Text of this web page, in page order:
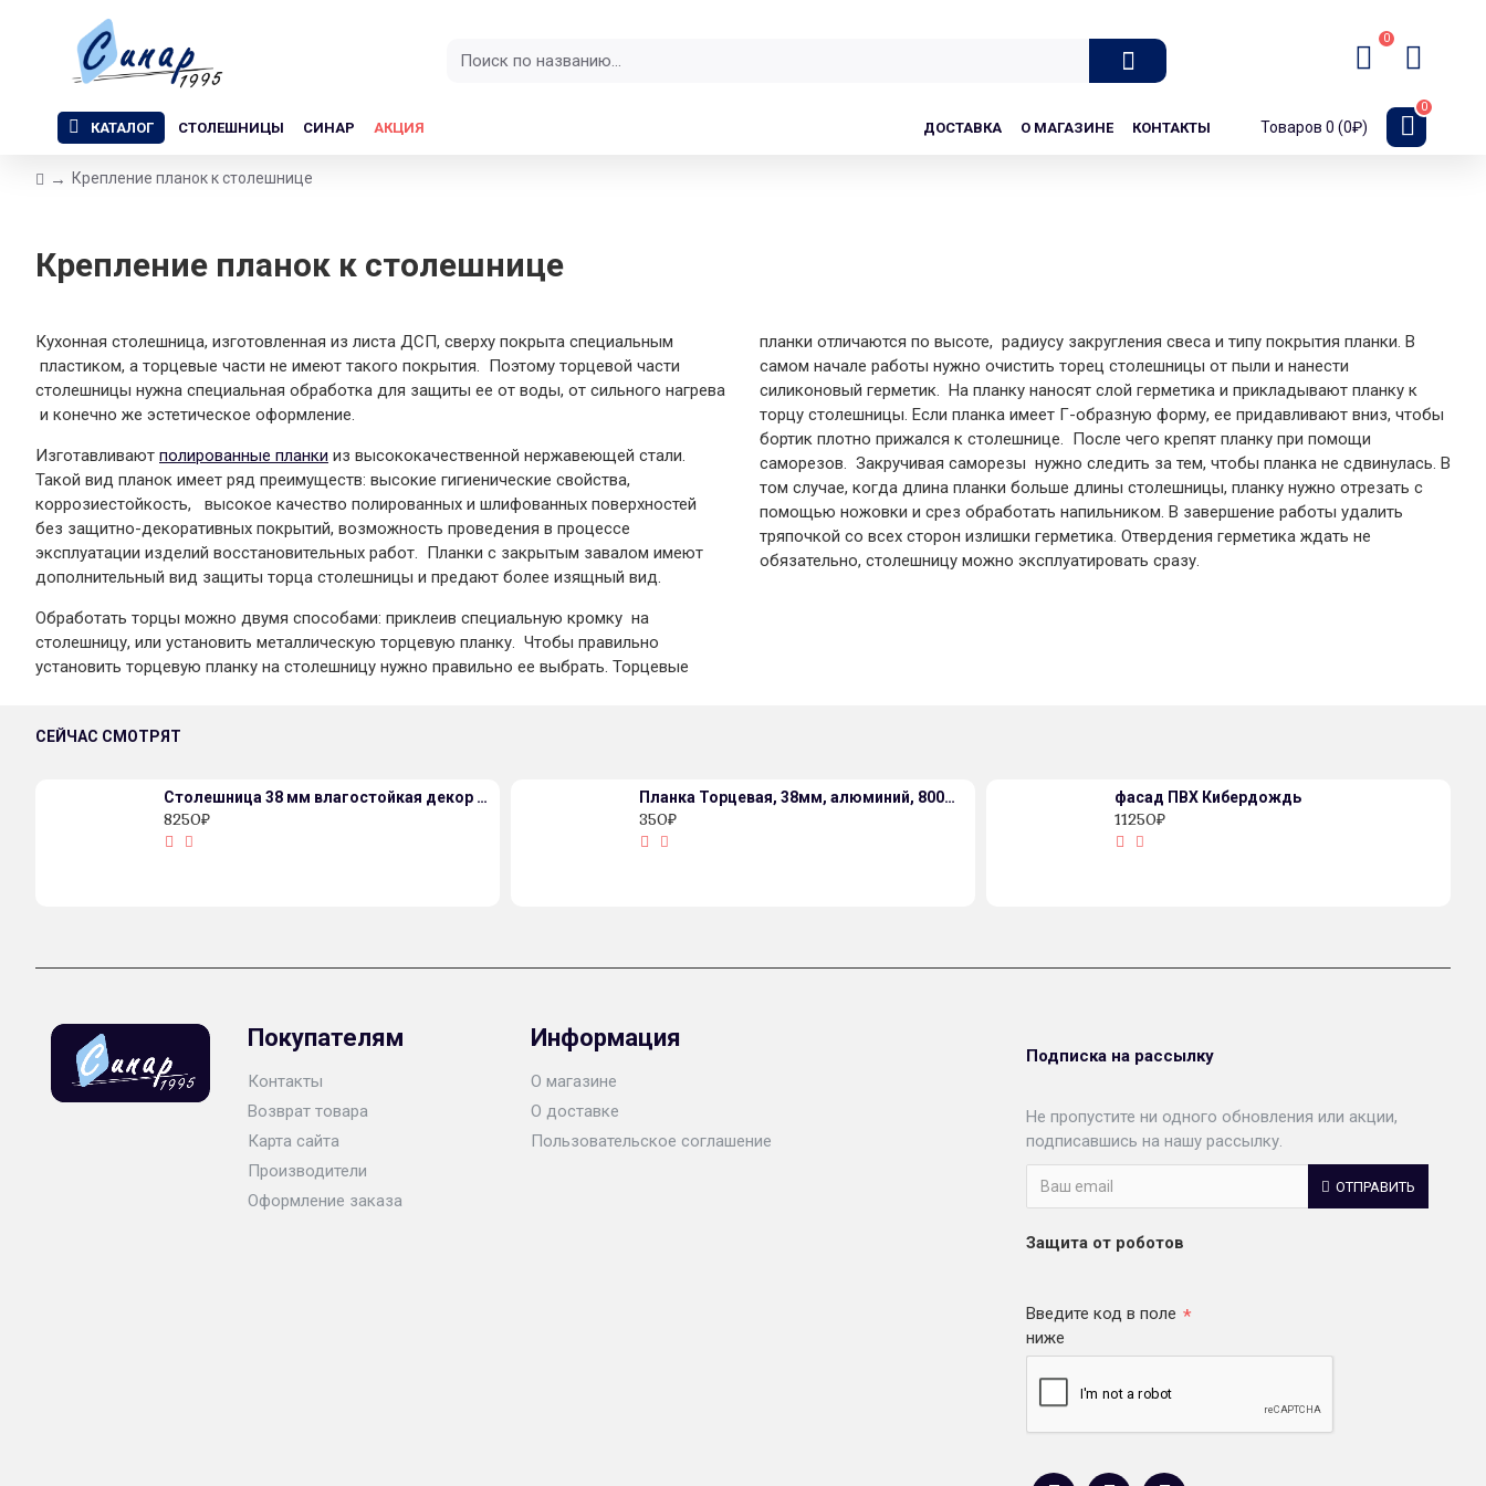
0
КАТАЛОГ СТОЛЕШНИЦЫ СИНАР АКЦИЯ ДОСТАВКА О МАГАЗИНЕ КОНТАКТЫ Товаров 0 (0₽)
0
Крепление планок к столешнице
Крепление планок к столешнице
Кухонная столешница, изготовленная из листа ДСП, сверху покрыта специальным
пластиком, а торцевые части не имеют такого покрытия. Поэтому торцевой части
столешницы нужна специальная обработка для защиты ее от воды, от сильного нагрева
и конечно же эстетическое оформление.
Изготавливают полированные планки из высококачественной нержавеющей стали.
Такой вид планок имеет ряд преимуществ: высокие гигиенические свойства,
коррозиестойкость, высокое качество полированных и шлифованных поверхностей
без защитно-декоративных покрытий, возможность проведения в процессе
эксплуатации изделий восстановительных работ. Планки с закрытым завалом имеют
дополнительный вид защиты торца столешницы и предают более изящный вид.
Обработать торцы можно двумя способами: приклеив специальную кромку на
столешницу, или установить металлическую торцевую планку. Чтобы правильно
установить торцевую планку на столешницу нужно правильно ее выбрать. Торцевые
планки отличаются по высоте, радиусу закругления свеса и типу покрытия планки. В
самом начале работы нужно очистить торец столешницы от пыли и нанести
силиконовый герметик. На планку наносят слой герметика и прикладывают планку к
торцу столешницы. Если планка имеет Г-образную форму, ее придавливают вниз, чтобы
бортик плотно прижался к столешнице. После чего крепят планку при помощи
саморезов. Закручивая саморезы нужно следить за тем, чтобы планка не сдвинулась. В
том случае, когда длина планки больше длины столешницы, планку нужно отрезать с
помощью ножовки и срез обработать напильником. В завершение работы удалить
тряпочкой со всех сторон излишки герметика. Отвердения герметика ждать не
обязательно, столешницу можно эксплуатировать сразу.
СЕЙЧАС СМОТРЯТ
Столешница 38 мм влагостойкая декор 690/P Индийское дерево
8250₽
Планка Торцевая, 38мм, алюминий, 800мм с открытым завалом, матовая
350₽
фасад ПВХ Кибердождь
11250₽
Покупателям
Контакты
Возврат товара
Карта сайта
Производители
Оформление заказа
Информация
О магазине
О доставке
Пользовательское соглашение
Подписка на рассылку
Не пропустите ни одного обновления или акции,
подписавшись на нашу рассылку.
ОТПРАВИТЬ
Защита от роботов
Введите код в поле
ниже